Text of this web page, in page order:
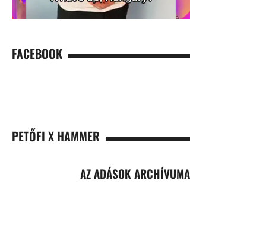
FACEBOOK
PETŐFI X HAMMER
AZ ADÁSOK ARCHÍVUMA